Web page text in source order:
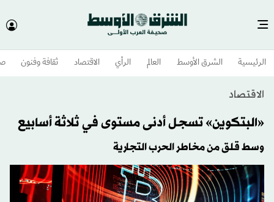
الرئيسية الشرق الأوسط​ العالم الرأي الاقتصاد ثقافة وفنون
الاقتصاد
«البتكوين» تسجل أدنى مستوى في ثلاثة أسابيع
وسط قلق من مخاطر الحرب التجارية